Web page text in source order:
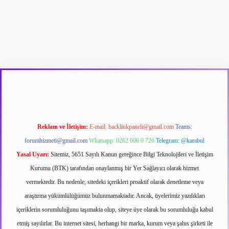
güncel girişbetexpergir.net
Reklam ve İletişim: E-mail: backlinkpaneli@gmail.com Teams:
forumhizmeti@gmail.com Whatsapp: 0262 606 0 726 Telegram: @karabul
Yasal Uyarı: Sitemiz, 5651 Sayılı Kanun gereğince Bilgi Teknolojileri ve İletişim
Kurumu (BTK) tarafından onaylanmış bir Yer Sağlayıcı olarak hizmet
vermektedir. Bu nedenle, sitedeki içerikleri proaktif olarak denetleme veya
araştırma yükümlülüğümüz bulunmamaktadır. Ancak, üyelerimiz yazdıkları
içeriklerin sorumluluğunu taşımakta olup, siteye üye olarak bu sorumluluğu kabul
etmiş sayılırlar. Bu internet sitesi, herhangi bir marka, kurum veya şahıs şirketi ile